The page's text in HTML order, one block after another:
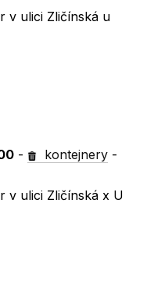
v ulici Zličínská u
- kontejnery -
v ulici Zličínská x U